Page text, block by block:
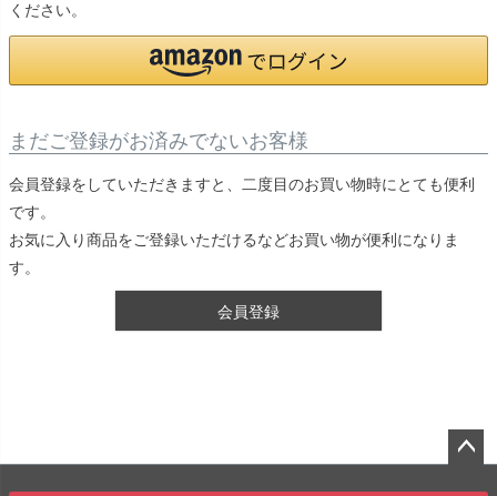
ください。
まだご登録がお済みでないお客様
会員登録をしていただきますと、二度目のお買い物時にとても便利
です。
お気に入り商品をご登録いただけるなどお買い物が便利になりま
す。
会員登録